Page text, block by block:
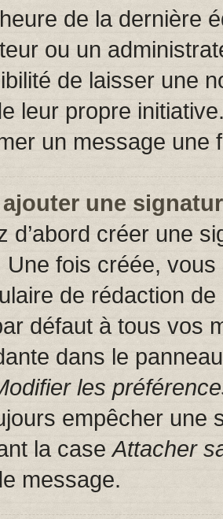
de la dernière
ou un
de laisser une
leur propre
un message une
une
d’abord créer une
Une fois créée,
de rédaction
défaut à tous vos
dans le
les
empêcher une
la caseAttacher
message.